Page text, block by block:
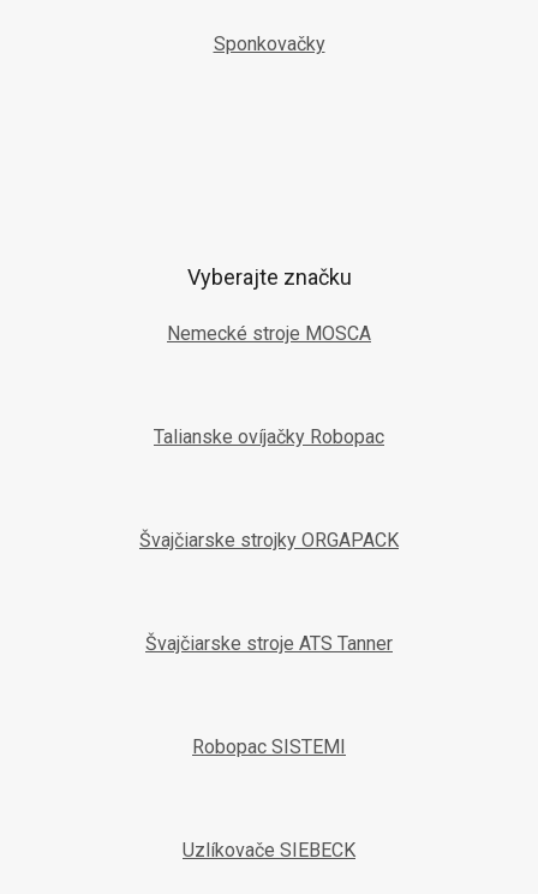
Sponkovačky
Vyberajte značku
Nemecké stroje MOSCA
Talianske ovíjačky Robopac
Švajčiarske strojky ORGAPACK
Švajčiarske stroje ATS Tanner
Robopac SISTEMI
Uzlíkovače SIEBECK